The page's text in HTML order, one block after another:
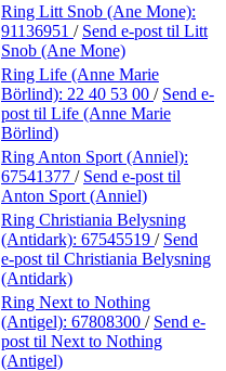
Ring Litt Snob (Ane Mone):
91136951 / Send e-post til Litt
Snob (Ane Mone)
Ring Life (Anne Marie
Börlind): 22 40 53 00 / Send e-
post til Life (Anne Marie
Börlind)
Ring Anton Sport (Anniel):
67541377 / Send e-post til
Anton Sport (Anniel)
Ring Christiania Belysning
(Antidark): 67545519 / Send
e-post til Christiania Belysning
(Antidark)
Ring Next to Nothing
(Antigel): 67808300 / Send e-
post til Next to Nothing
(Antigel)